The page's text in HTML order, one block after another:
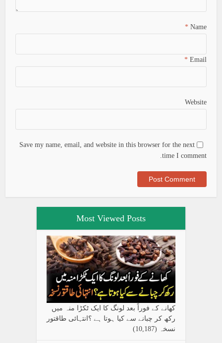
Name
*
Email
*
Website
Save my name, email, and website in this browser for the next
time I comment.
Most Viewed Posts
کھانے کے فوراً بعد لونگ کا ایک ٹکڑا منہ میں
رکھ کر چبانے سے کیا ہوتا ہے ؟انتہائی طاقتور
نسخہ
(10,187)